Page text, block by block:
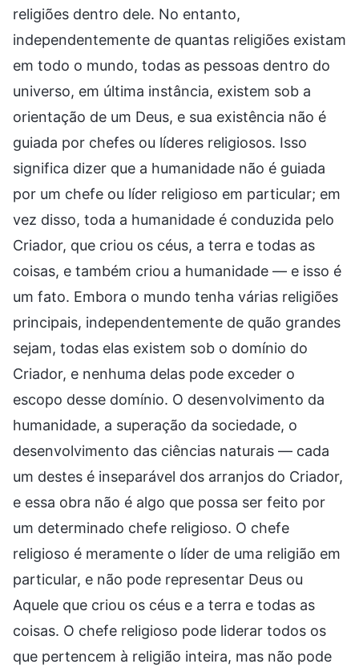
religiões dentro dele. No entanto,
independentemente de quantas religiões existam
em todo o mundo, todas as pessoas dentro do
universo, em última instância, existem sob a
orientação de um Deus, e sua existência não é
guiada por chefes ou líderes religiosos. Isso
significa dizer que a humanidade não é guiada
por um chefe ou líder religioso em particular; em
vez disso, toda a humanidade é conduzida pelo
Criador, que criou os céus, a terra e todas as
coisas, e também criou a humanidade — e isso é
um fato. Embora o mundo tenha várias religiões
principais, independentemente de quão grandes
sejam, todas elas existem sob o domínio do
Criador, e nenhuma delas pode exceder o
escopo desse domínio. O desenvolvimento da
humanidade, a superação da sociedade, o
desenvolvimento das ciências naturais — cada
um destes é inseparável dos arranjos do Criador,
e essa obra não é algo que possa ser feito por
um determinado chefe religioso. O chefe
religioso é meramente o líder de uma religião em
particular, e não pode representar Deus ou
Aquele que criou os céus e a terra e todas as
coisas. O chefe religioso pode liderar todos os
que pertencem à religião inteira, mas não pode